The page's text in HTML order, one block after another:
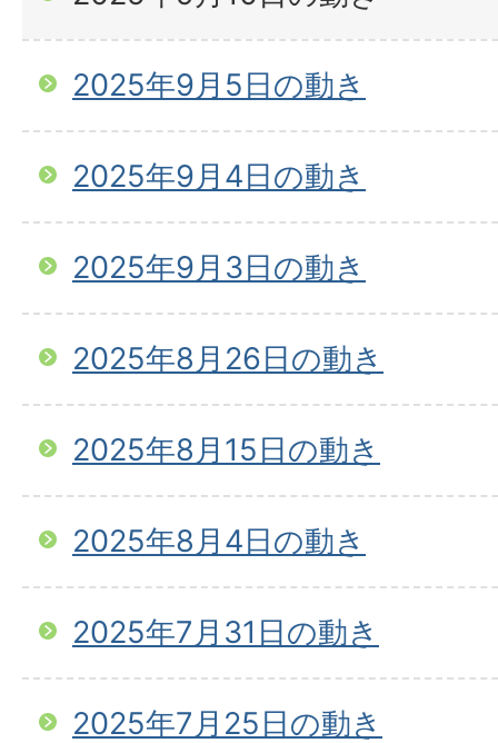
2025年9月5日の動き
2025年9月4日の動き
2025年9月3日の動き
2025年8月26日の動き
2025年8月15日の動き
2025年8月4日の動き
2025年7月31日の動き
2025年7月25日の動き